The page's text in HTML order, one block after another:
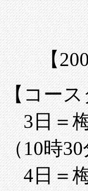
【
【コー
3日＝梅
（10時
4日＝梅